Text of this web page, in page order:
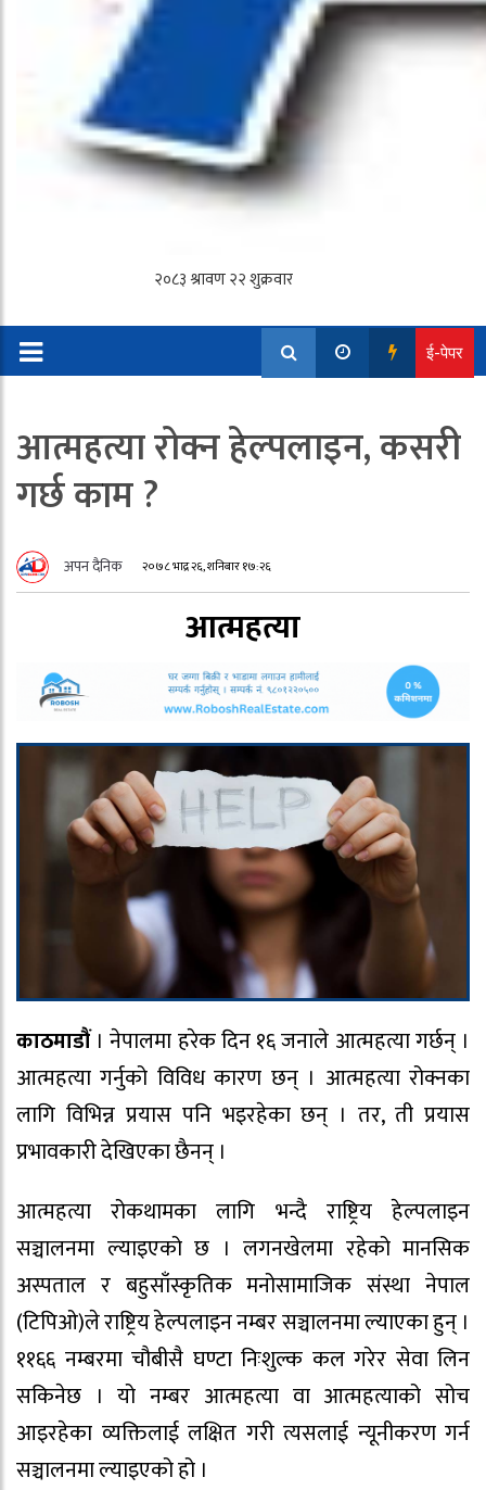
ई-पेपर
आत्महत्या रोक्न हेल्पलाइन, कसरी
गर्छ काम ?
अपन दैनिक २०७८ भाद्र २६, शनिबार १७:२६
आत्महत्या
काठमाडौं। नेपालमा हरेक दिन १६ जनाले आत्महत्या गर्छन् ।
आत्महत्या गर्नुको विविध कारण छन् । आत्महत्या रोक्नका
लागि विभिन्न प्रयास पनि भइरहेका छन् । तर, ती प्रयास
प्रभावकारी देखिएका छैनन् ।
आत्महत्या रोकथामका लागि भन्दै राष्ट्रिय हेल्पलाइन
सञ्चालनमा ल्याइएको छ । लगनखेलमा रहेको मानसिक
अस्पताल र बहुसाँस्कृतिक मनोसामाजिक संस्था नेपाल
(टिपिओ)ले राष्ट्रिय हेल्पलाइन नम्बर सञ्चालनमा ल्याएका हुन् ।
११६६ नम्बरमा चौबीसै घण्टा निःशुल्क कल गरेर सेवा लिन
सकिनेछ । यो नम्बर आत्महत्या वा आत्महत्याको सोच
आइरहेका व्यक्तिलाई लक्षित गरी त्यसलाई न्यूनीकरण गर्न
सञ्चालनमा ल्याइएको हो ।